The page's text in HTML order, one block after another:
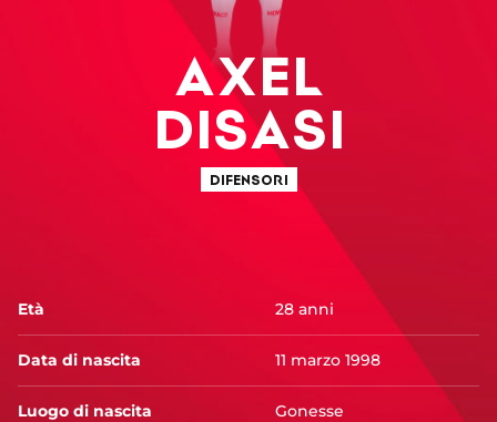
AXEL
DISASI
DIFENSORI
Età 28 anni
Data di nascita 11 marzo 1998
Luogo di nascita Gonesse